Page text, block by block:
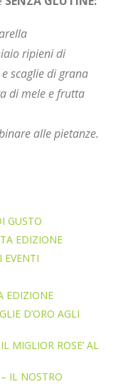
ripieni di
scaglie di grana
di mele e frutta
alle pietanze.
GUSTO
EDIZIONE
EVENTI
EDIZIONE
D’ORO AGLI
MIGLIOR ROSE’ AL
IL NOSTRO